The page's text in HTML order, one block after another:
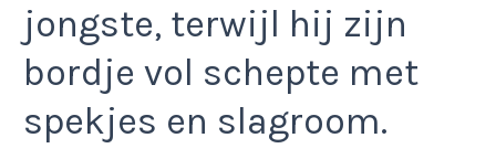
jongste, terwijl hij zijn
bordje vol schepte met
spekjes en slagroom.